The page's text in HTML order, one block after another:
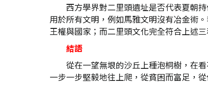
西方學界對二里頭遺址是否代表夏朝
用於所有文明，例如馬雅文明沒有冶金術
王權與國家；而二里頭文化完全符合上述三
結語
從在一望無垠的沙丘上種泡桐樹，在
一步一步堅毅地往上爬，從貧困而富足，